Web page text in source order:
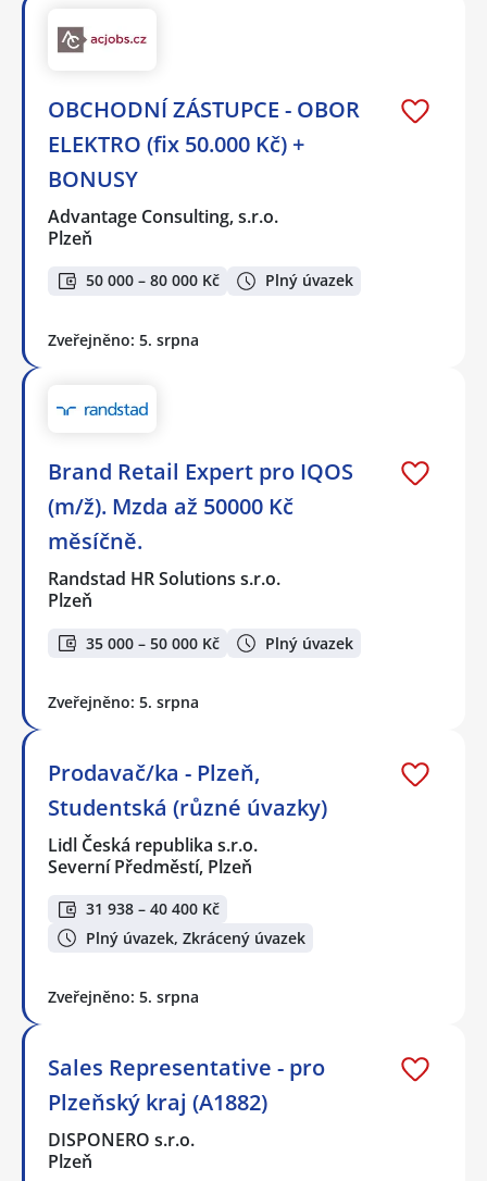
OBCHODNÍ ZÁSTUPCE - OBOR
ELEKTRO (fix 50.000 Kč) +
BONUSY
Advantage Consulting, s.r.o.
Plzeň
50 000 – 80 000 Kč Plný úvazek
Zveřejněno: 5. srpna
Brand Retail Expert pro IQOS
(m/ž). Mzda až 50000 Kč
měsíčně.
Randstad HR Solutions s.r.o.
Plzeň
35 000 – 50 000 Kč Plný úvazek
Zveřejněno: 5. srpna
Prodavač/ka - Plzeň,
Studentská (různé úvazky)
Lidl Česká republika s.r.o.
Severní Předměstí, Plzeň
31 938 – 40 400 Kč
Plný úvazek, Zkrácený úvazek
Zveřejněno: 5. srpna
Sales Representative - pro
Plzeňský kraj (A1882)
DISPONERO s.r.o.
Plzeň